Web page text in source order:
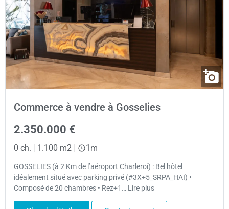
Commerce à vendre à Gosselies
2.350.000 €
0 ch. | 1.100 m2 | 1m
GOSSELIES (à 2 Km de l’aéroport Charleroi) : Bel hôtel
idéalement situé avec parking privé (#3X+5_SRPA_HAI) •
Composé de 20 chambres • Rez+1… Lire plus